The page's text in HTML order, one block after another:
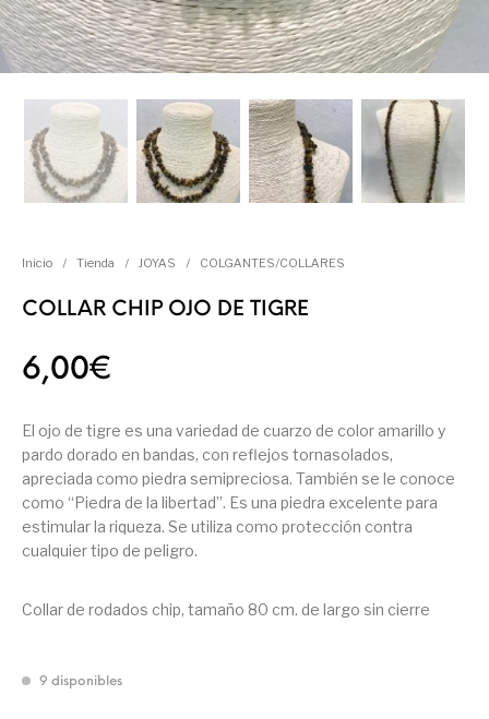
Inicio / Tienda / JOYAS / COLGANTES/COLLARES
COLLAR CHIP OJO DE TIGRE
6,00€
El ojo de tigre es una variedad de cuarzo de color amarillo y
pardo dorado en bandas, con reflejos tornasolados,
apreciada como piedra semipreciosa. También se le conoce
como “Piedra de la libertad”. Es una piedra excelente para
estimular la riqueza. Se utiliza como protección contra
cualquier tipo de peligro.
Collar de rodados chip, tamaño 80 cm. de largo sin cierre
9 disponibles